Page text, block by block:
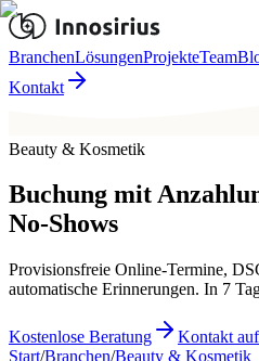
BranchenLösungenProjekteTeam
Kontakt
Beauty & Kosmetik
Buchung mit
No-Shows
Provisionsfreie Online-Termine,
automatische Erinnerungen. In 7
Kostenlose Beratung
Kontakt
Start/Branchen/Beauty & Kosmetik